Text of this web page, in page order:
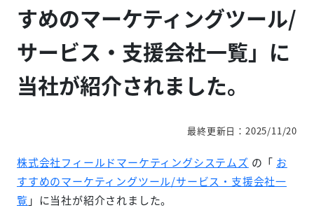
すめのマーケティングツール/
サービス・支援会社一覧」に
当社が紹介されました。
最終更新日：2025/11/20
株式会社フィールドマーケティングシステムズ の「 お
すすめのマーケティングツール/サービス・支援会社一
覧 」に当社が紹介されました。